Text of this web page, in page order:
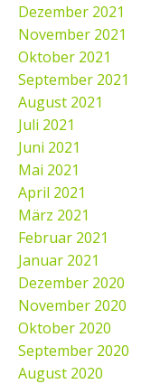
Dezember 2021
November 2021
Oktober 2021
September 2021
August 2021
Juli 2021
Juni 2021
Mai 2021
April 2021
März 2021
Februar 2021
Januar 2021
Dezember 2020
November 2020
Oktober 2020
September 2020
August 2020